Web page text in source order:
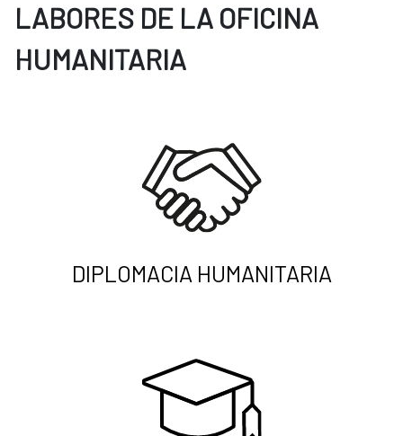
LABORES DE LA OFICINA
HUMANITARIA
DIPLOMACIA HUMANITARIA